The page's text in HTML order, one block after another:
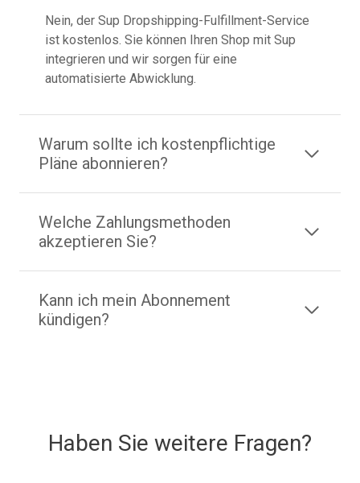
Nein, der Sup Dropshipping-Fulfillment-Service
ist kostenlos. Sie können Ihren Shop mit Sup
integrieren und wir sorgen für eine
automatisierte Abwicklung.
Warum sollte ich kostenpflichtige
Pläne abonnieren?
Welche Zahlungsmethoden
akzeptieren Sie?
Kann ich mein Abonnement
kündigen?
Haben Sie weitere Fragen?